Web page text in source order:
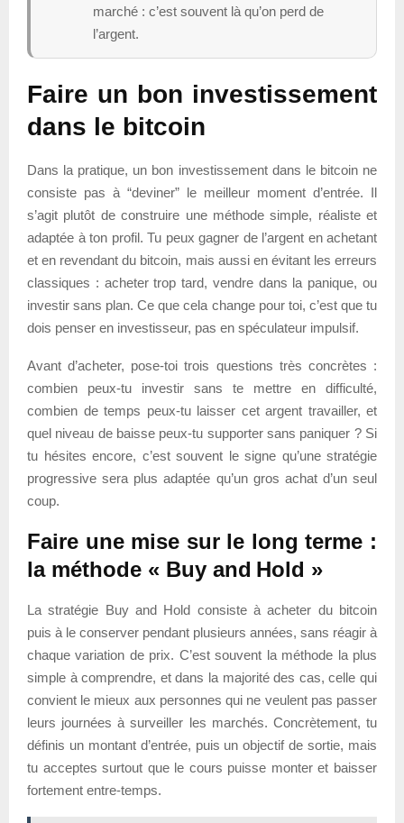
marché : c’est souvent là qu’on perd de
l’argent.
Faire un bon investissement
dans le bitcoin
Dans la pratique, un bon investissement dans le bitcoin ne
consiste pas à “deviner” le meilleur moment d’entrée. Il
s’agit plutôt de construire une méthode simple, réaliste et
adaptée à ton profil. Tu peux gagner de l’argent en achetant
et en revendant du bitcoin, mais aussi en évitant les erreurs
classiques : acheter trop tard, vendre dans la panique, ou
investir sans plan. Ce que cela change pour toi, c’est que tu
dois penser en investisseur, pas en spéculateur impulsif.
Avant d’acheter, pose-toi trois questions très concrètes :
combien peux-tu investir sans te mettre en difficulté,
combien de temps peux-tu laisser cet argent travailler, et
quel niveau de baisse peux-tu supporter sans paniquer ? Si
tu hésites encore, c’est souvent le signe qu’une stratégie
progressive sera plus adaptée qu’un gros achat d’un seul
coup.
Faire une mise sur le long terme :
la méthode « Buy and Hold »
La stratégie Buy and Hold consiste à acheter du bitcoin
puis à le conserver pendant plusieurs années, sans réagir à
chaque variation de prix. C’est souvent la méthode la plus
simple à comprendre, et dans la majorité des cas, celle qui
convient le mieux aux personnes qui ne veulent pas passer
leurs journées à surveiller les marchés. Concrètement, tu
définis un montant d’entrée, puis un objectif de sortie, mais
tu acceptes surtout que le cours puisse monter et baisser
fortement entre-temps.